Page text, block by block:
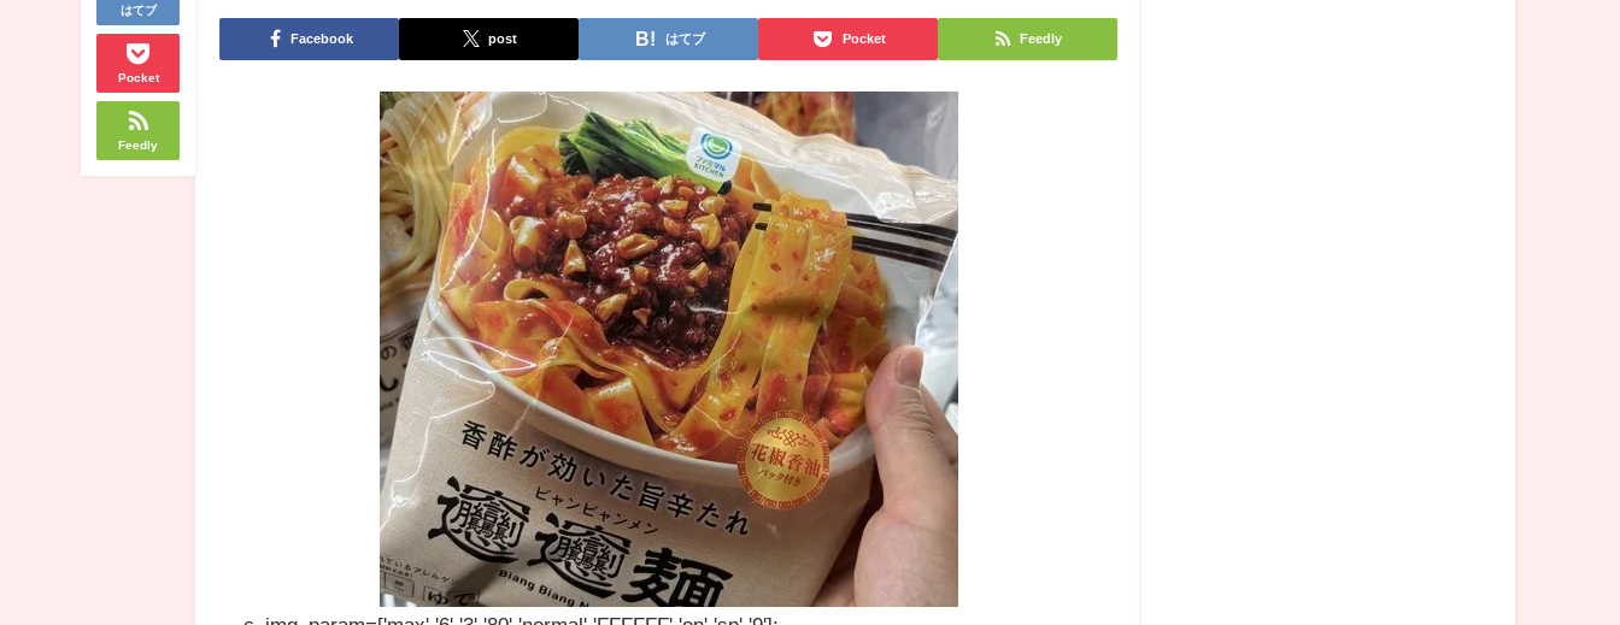
はてブ
Pocket
Feedly
Facebook post はてブ Pocket Feedly